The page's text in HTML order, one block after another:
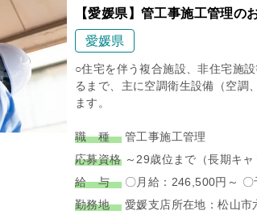
【愛媛県】管工事施工管理の
愛媛県
○住宅を伴う複合施設、非住宅施
るまで、主に空調衛生設備（空調
ます。
職 種管工事施工管理
応募資格～29歳位まで（長期キャ
給 与〇月給：246,500円～ 〇
勤務地愛媛支店所在地：松山